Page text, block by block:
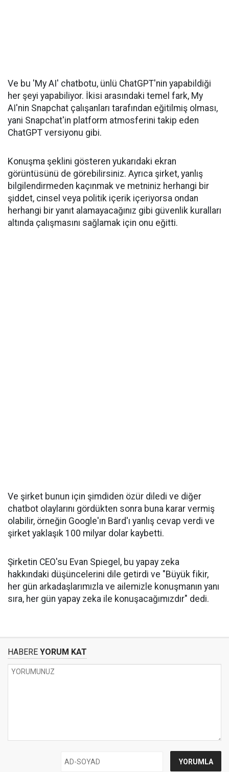
Ve bu 'My AI' chatbotu, ünlü ChatGPT'nin yapabildiği
her şeyi yapabiliyor. İkisi arasındaki temel fark, My
AI'nin Snapchat çalışanları tarafından eğitilmiş olması,
yani Snapchat'in platform atmosferini takip eden
ChatGPT versiyonu gibi.
Konuşma şeklini gösteren yukarıdaki ekran
görüntüsünü de görebilirsiniz. Ayrıca şirket, yanlış
bilgilendirmeden kaçınmak ve metniniz herhangi bir
şiddet, cinsel veya politik içerik içeriyorsa ondan
herhangi bir yanıt alamayacağınız gibi güvenlik kuralları
altında çalışmasını sağlamak için onu eğitti.
Ve şirket bunun için şimdiden özür diledi ve diğer
chatbot olaylarını gördükten sonra buna karar vermiş
olabilir, örneğin Google'ın Bard'ı yanlış cevap verdi ve
şirket yaklaşık 100 milyar dolar kaybetti.
Şirketin CEO'su Evan Spiegel, bu yapay zeka
hakkındaki düşüncelerini dile getirdi ve "Büyük fikir,
her gün arkadaşlarımızla ve ailemizle konuşmanın yanı
sıra, her gün yapay zeka ile konuşacağımızdır" dedi.
HABERE YORUM KAT